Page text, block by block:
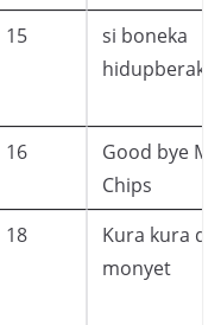
15
si boneka
hidupberaksi
16
Good bye
Chips
18
Kura kura
monyet